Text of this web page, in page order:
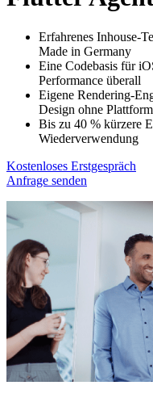
Erfahrenes Inhouse-
Made in Germany
Eine Codebasis für
Performance überall
Eigene Rendering-
Design ohne
Bis zu 40 % kürzere
Wiederverwendung
Kostenloses Erstgespräch
Anfrage senden